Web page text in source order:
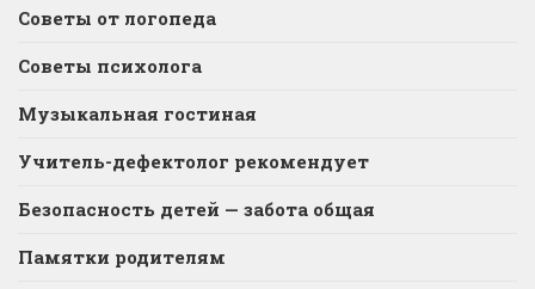
Советы от логопеда
Советы психолога
Музыкальная гостиная
Учитель-дефектолог рекомендует
Безопасность детей — забота общая
Памятки родителям